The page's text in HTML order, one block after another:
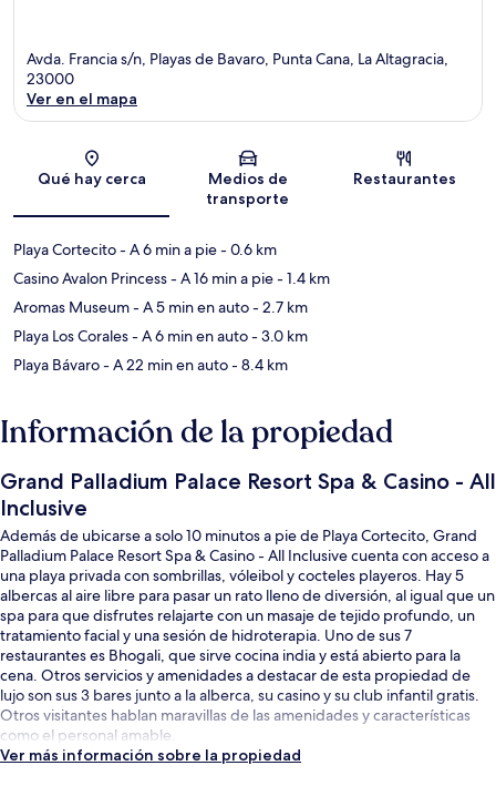
Avda. Francia s/n, Playas de Bavaro, Punta Cana, La Altagracia,
23000
Ver en el mapa
Qué hay cerca
Medios de
transporte
Restaurantes
Playa Cortecito- A 6 min a pie- 0.6 km
Casino Avalon Princess- A 16 min a pie- 1.4 km
Aromas Museum- A 5 min en auto- 2.7 km
Playa Los Corales- A 6 min en auto- 3.0 km
Playa Bávaro- A 22 min en auto- 8.4 km
Información de la propiedad
Grand Palladium Palace Resort Spa & Casino - All
Inclusive
Además de ubicarse a solo 10 minutos a pie de Playa Cortecito, Grand
Palladium Palace Resort Spa & Casino - All Inclusive cuenta con acceso a
una playa privada con sombrillas, vóleibol y cocteles playeros. Hay 5
albercas al aire libre para pasar un rato lleno de diversión, al igual que un
spa para que disfrutes relajarte con un masaje de tejido profundo, un
tratamiento facial y una sesión de hidroterapia. Uno de sus 7
restaurantes es Bhogali, que sirve cocina india y está abierto para la
cena. Otros servicios y amenidades a destacar de esta propiedad de
lujo son sus 3 bares junto a la alberca, su casino y su club infantil gratis.
Otros visitantes hablan maravillas de las amenidades y características
como el personal amable.
Ver más información sobre la propiedad